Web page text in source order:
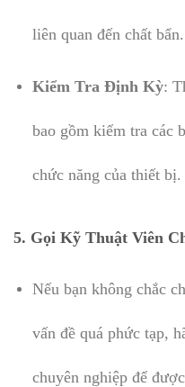
liên quan đến chất bẩn.
Kiểm Tra Định Kỳ:
bao gồm kiểm tra các
chức năng của thiết bị.
5. Gọi Kỹ Thuật Viên
Nếu bạn không chắc
vấn đề quá phức tạp,
chuyên nghiệp để